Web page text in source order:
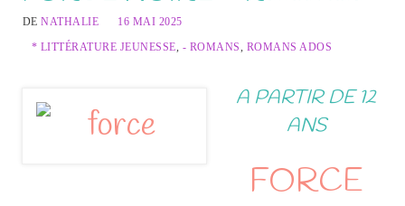
DENATHALIE
16 MAI 2025
* LITTÉRATURE JEUNESSE, - ROMANS, ROMANS ADOS
A PARTIR DE 12
ANS
FORCE